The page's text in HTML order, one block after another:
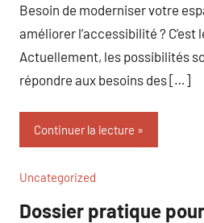
Besoin de moderniser votre
améliorer l’accessibilité ? C’est
Actuellement, les possibilités
répondre aux besoins des […]
Continuer la lecture
Uncategorized
Dossier pratique